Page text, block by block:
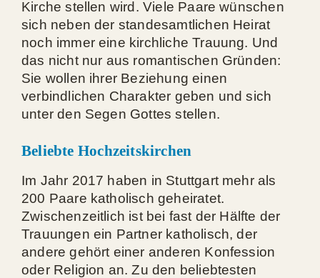
Kirche stellen wird. Viele Paare wünschen
sich neben der standesamtlichen Heirat
noch immer eine kirchliche Trauung. Und
das nicht nur aus romantischen Gründen:
Sie wollen ihrer Beziehung einen
verbindlichen Charakter geben und sich
unter den Segen Gottes stellen.
Beliebte Hochzeitskirchen
Im Jahr 2017 haben in Stuttgart mehr als
200 Paare katholisch geheiratet.
Zwischenzeitlich ist bei fast der Hälfte der
Trauungen ein Partner katholisch, der
andere gehört einer anderen Konfession
oder Religion an. Zu den beliebtesten